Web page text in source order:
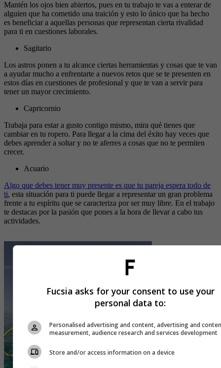
Mantén los ojos bien abiertos, pues en tu trabajo te vas a enterar de
alguien que ha cometido una traición y esto lo único que ha hecho
es beneficiar a aquellas personas que representan cierta rivalidad
para ti en cuestiones laborales.
Sagitario
Los astros ponen a tu alcance ciertas herramientas y cosas que te van
a ayudar mucho a enfrentarte a nuevos retos que se te presenten en
estos días en cuestiones de profesional y que te van a servir para
tener un mayor crecimiento.
Capricornio
Trabaja para estar a gusto contigo mismo, mira qué tienes que
cambiar en tu ropero. Para llegar a la cima del éxito hay veces que
debes aprender a soltar y no te aferres a cosas que no te permiten
crecer.
Acuario
Algo que debes tener muy presente es que tu pareja espera todo de
ti, esta situación para ti puede llegar a representar un gran problema
frente a tu espíritu que se caracteriza por ser muy libre. En el trabajo
te destacas por la pasión que pones a la hora de llevar a cabo tus
actividades.
Fucsia asks for your consent to use your
personal data to:
Personalised advertising and content, advertising and
measurement, audience research and services development
Store and/or access information on a device